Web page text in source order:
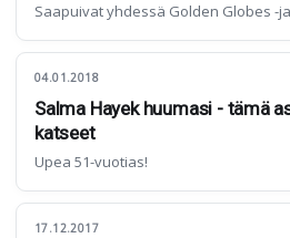
Saapuivat yhdessä Golden Globes -
04.01.2018
Salma Hayek huumasi - tämä
katseet
Upea 51-vuotias!
17.12.2017